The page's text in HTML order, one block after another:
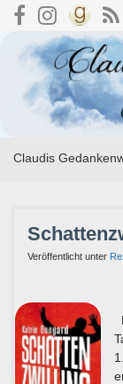
Claudis
Veröffentlicht unter